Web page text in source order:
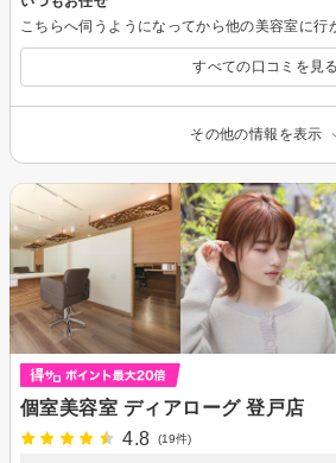
すべての口コミを見る
その他の情報を表示
個室美容室 ディアローグ 登戸店
4.8
(19件)